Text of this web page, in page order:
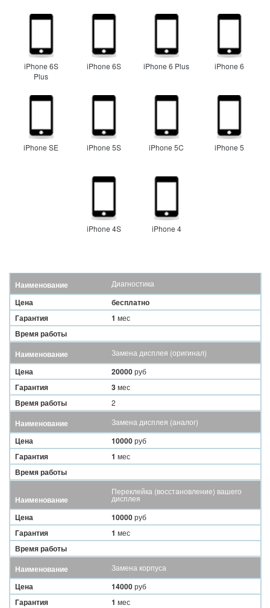
iPhone 6S
Plus
iPhone 6S iPhone 6 Plus iPhone 6
iPhone SE iPhone 5S iPhone 5C iPhone 5
iPhone 4S iPhone 4
Наименование Диагностика
Цена
бесплатно
Гарантия
1 мес
Время работы
Наименование
Замена дисплея (оригинал)
Цена 20000руб
Гарантия 3мес
Время работы 2
Наименование Замена дисплея (аналог)
Цена 10000руб
Гарантия 1 мес
Время работы
Наименование
Переклейка (восстановление) вашего
дисплея
Цена 10000руб
Гарантия 1 мес
Время работы
Наименование
Замена корпуса
Цена 14000руб
Гарантия 1 мес